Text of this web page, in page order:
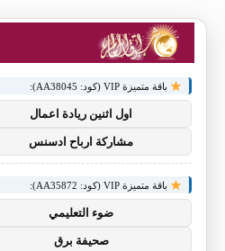
توصيات :
باقة متميزة VIP (كود: AA38045):
اول اثنين ريادة اعمال
مشاركة ارباح ادسنس
باقة متميزة VIP (كود: AA35872):
ضوء التعليمي
صحيفة برق